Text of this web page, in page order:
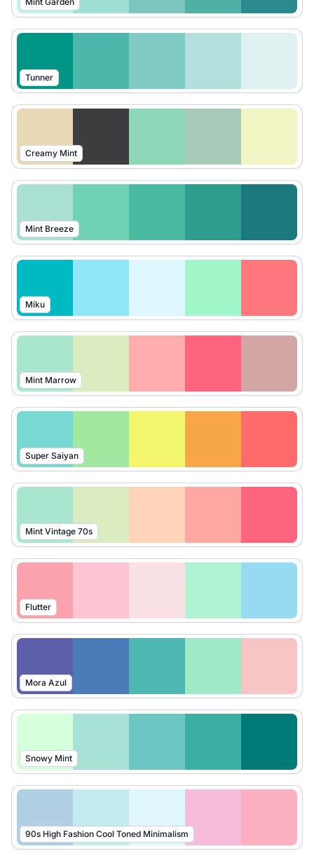
Tunner
Creamy Mint
Mint Breeze
Miku
Mint Marrow
Super Saiyan
Mint Vintage 70s
Flutter
Mora Azul
Snowy Mint
90s High Fashion Cool Toned Minimalism